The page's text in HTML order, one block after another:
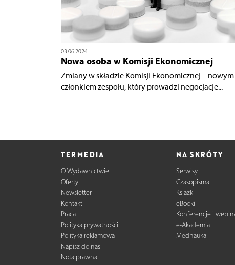
03.06.2024
Nowa osoba w Komisji Ekonomicznej
Zmiany w składzie Komisji Ekonomicznej – nowym
członkiem zespołu, który prowadzi negocjacje...
TERMEDIA
O Wydawnictwie
Oferty
Newsletter
Kontakt
Praca
Polityka prywatności
Polityka reklamowa
Napisz do nas
Nota prawna
NA SKRÓTY
Serwisy
Czasopisma
Książki
eBooki
Konferencje i
e-Akademia
Mednauka